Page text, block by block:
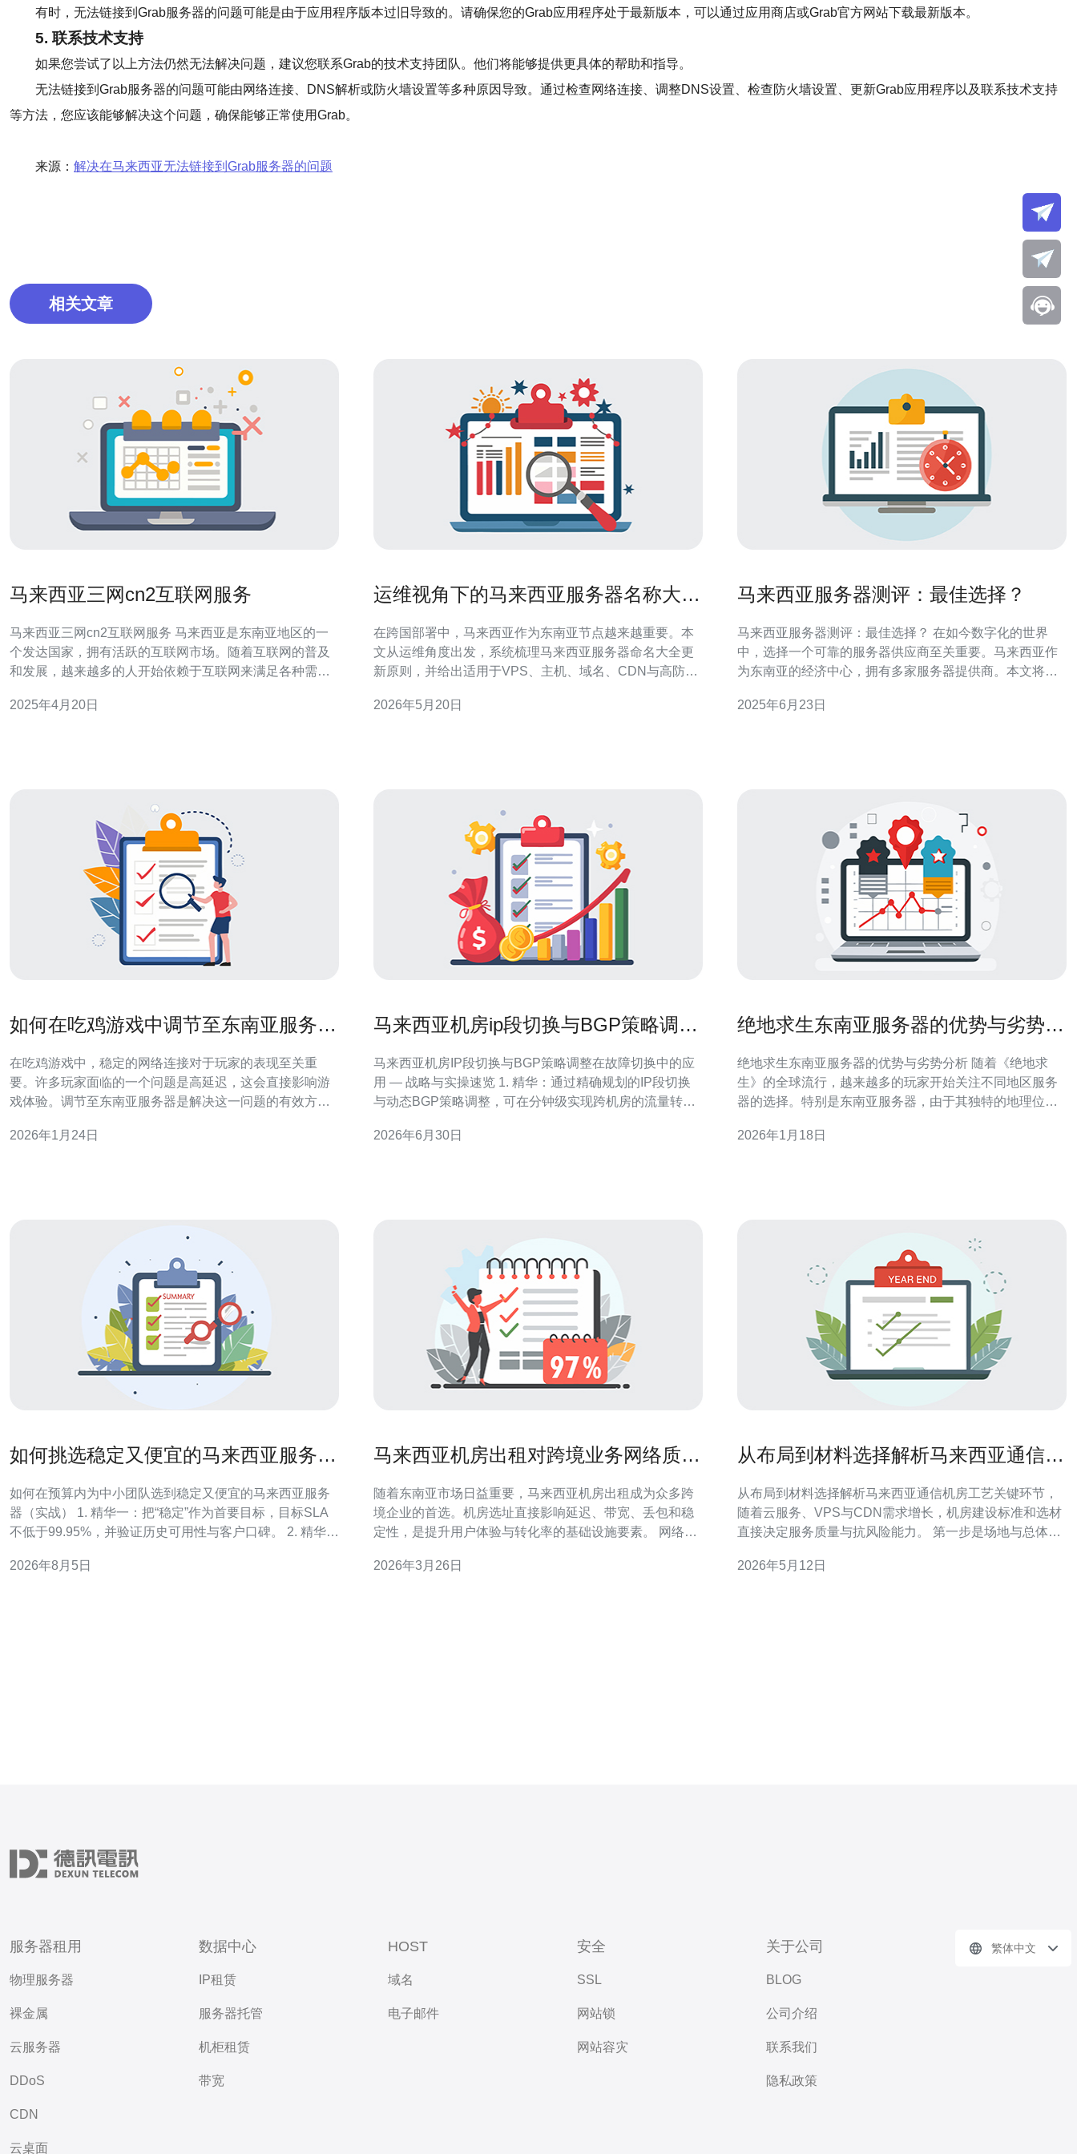
有时，无法链接到Grab服务器的问题可能是由于应用程序版本过旧导致的。请确保您的Grab应用程序处于最新版本，可以通过应用商店或Grab官方网站下载最新版本。
5. 联系技术支持
如果您尝试了以上方法仍然无法解决问题，建议您联系Grab的技术支持团队。他们将能够提供更具体的帮助和指导。
无法链接到Grab服务器的问题可能由网络连接、DNS解析或防火墙设置等多种原因导致。通过检查网络连接、调整DNS设置、检查防火墙设置、更新Grab应用程序以及联系技术支持
等方法，您应该能够解决这个问题，确保能够正常使用Grab。
来源： 解决在马来西亚无法链接到Grab服务器的问题
相关文章
马来西亚三网cn2互联网服务
马来西亚三网cn2互联网服务 马来西亚是东南亚地区的一
个发达国家，拥有活跃的互联网市场。随着互联网的普及
和发展，越来越多的人开始依赖于互联网来满足各种需
主要的互联网服务提供商，分别是马来西亚电信（TM）、
2025年4月20日
运维视角下的马来西亚服务器名称大全
在跨国部署中，马来西亚作为东南亚节点越来越重要。本
文从运维角度出发，系统梳理马来西亚服务器命名大全更
新原则，并给出适用于VPS、主机、域名、CDN与高防
名？清晰的主机名与标签降低排障时间、方便自动化脚本
2026年5月20日
马来西亚服务器测评：最佳选择？
马来西亚服务器测评：最佳选择？ 在如今数字化的世界
中，选择一个可靠的服务器供应商至关重要。马来西亚作
为东南亚的经济中心，拥有多家服务器提供商。本文将对
能是选择供应商时的关键因素之一。在马来西亚，有一些
2025年6月23日
如何在吃鸡游戏中调节至东南亚服务器
在吃鸡游戏中，稳定的网络连接对于玩家的表现至关重
要。许多玩家面临的一个问题是高延迟，这会直接影响游
戏体验。调节至东南亚服务器是解决这一问题的有效方
过这一方法带来的好处。 如何切换至东南亚服务器？ 切换
2026年1月24日
马来西亚机房ip段切换与BGP策略调整
马来西亚机房IP段切换与BGP策略调整在故障切换中的应
用 — 战略与实操速览 1. 精华：通过精确规划的IP段切换
与动态BGP策略调整，可在分钟级实现跨机房的流量转移
多层次检测、自动化脚本与运维演练，能够把人为误操作
2026年6月30日
绝地求生东南亚服务器的优势与劣势分
绝地求生东南亚服务器的优势与劣势分析 随着《绝地求
生》的全球流行，越来越多的玩家开始关注不同地区服务
器的选择。特别是东南亚服务器，由于其独特的地理位置
南亚服务器的优势与劣势，帮助玩家做出更明智的选择。
2026年1月18日
如何挑选稳定又便宜的马来西亚服务器
如何在预算内为中小团队选到稳定又便宜的马来西亚服务
器（实战） 1. 精华一：把“稳定”作为首要目标，目标SLA
不低于99.95%，并验证历史可用性与客户口碑。 2. 精华
器，价格区间从每月RM50~RM500不等，选最贴合业务峰
2026年8月5日
马来西亚机房出租对跨境业务网络质量
随着东南亚市场日益重要，马来西亚机房出租成为众多跨
境企业的首选。机房选址直接影响延迟、带宽、丢包和稳
定性，是提升用户体验与转化率的基础设施要素。 网络质
（jitter）。位于吉隆坡或槟城的机房能缩短到东盟主要节
2026年3月26日
从布局到材料选择解析马来西亚通信机
从布局到材料选择解析马来西亚通信机房工艺关键环节，
随着云服务、VPS与CDN需求增长，机房建设标准和选材
直接决定服务质量与抗风险能力。 第一步是场地与总体布
达性。马来西亚特殊气候要求机房有良好防潮与防雷设
2026年5月12日
服务器租用
物理服务器
裸金属
云服务器
DDoS
CDN
云桌面
数据中心
IP租赁
服务器托管
机柜租赁
带宽
HOST
域名
电子邮件
安全
SSL
网站锁
网站容灾
关于公司
BLOG
公司介绍
联系我们
隐私政策
繁体中文